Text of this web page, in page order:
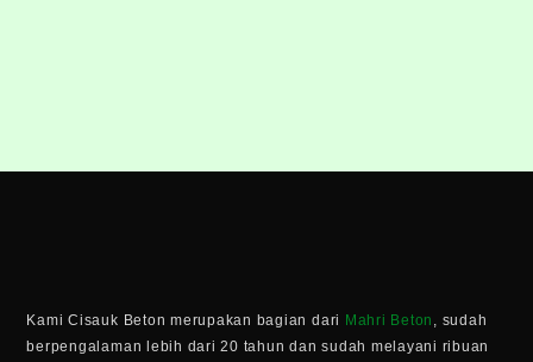
Kami Cisauk Beton merupakan bagian dari Mahri Beton
, sudah
berpengalaman lebih dari 20 tahun dan sudah melayani ribuan